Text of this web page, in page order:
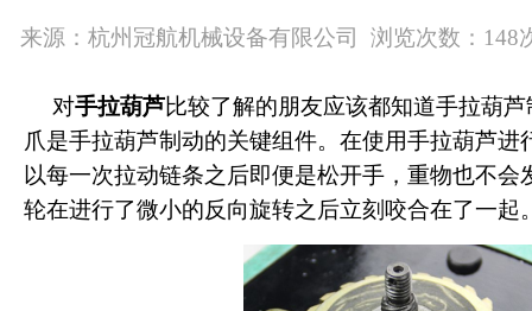
来源：杭州冠航机械设备有限公司 浏览次数：148
对手拉葫芦比较了解的朋友应该都知道手拉葫
爪是手拉葫芦制动的关键组件。在使用手拉葫芦进
以每一次拉动链条之后即便是松开手，重物也不会
轮在进行了微小的反向旋转之后立刻咬合在了一起